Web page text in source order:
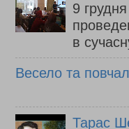
9
в
Весело та
Тарас